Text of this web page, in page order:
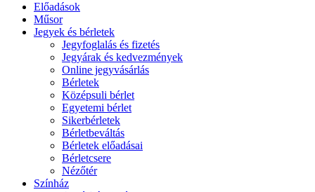
Előadások
Műsor
Jegyek és bérletek
Jegyfoglalás és fizetés
Jegyárak és kedvezmények
Online jegyvásárlás
Bérletek
Középsuli bérlet
Egyetemi bérlet
Sikerbérletek
Bérletbeváltás
Bérletek előadásai
Bérletcsere
Nézőtér
Színház